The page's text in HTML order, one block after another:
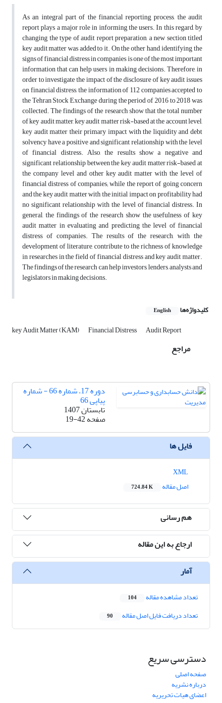
As an integral part of the financial reporting process, the audit
report plays a major role in informing the users. In this regard, by
changing the type of audit report preparation, a new section titled
key audit matter was added to it. On the other hand, identifying the
signs of financial distress in companies is one of the most important
information that can help users in making decisions. Therefore, in
order to investigate the impact of the disclosure of key audit issues
on financial distress, the information of 112 companies accepted to
the Tehran Stock Exchange during the period of 2016 to 2018 was
collected. The findings of the research show that the total number
of key audit matter, key audit matter risk-based at the account level,
key audit matter their primary impact with the liquidity and debt
solvency have a positive and significant relationship with the level
of financial distress. Also, the results show a negative and
significant relationship between the key audit matter risk-based at
the company level and other key audit matter with the level of
financial distress of companies; while the report of going concern
and the key audit matter with the initial impact on profitability had
no significant relationship with the level of financial distress. In
general, the findings of the research show the usefulness of key
audit matter in evaluating and predicting the level of financial
distress of companies. The results of the research, with the
development of literature, contribute to the richness of knowledge
in researches in the field of financial distress and key audit matter.
The findings of the research can help investors, lenders, analysts and
legislators in making decisions.
کلیدواژه‌ها English
key Audit Matter (KAM) Financial Distress Audit Report
مراجع
دوره 17، شماره 66 - شماره
پیاپی 66
تابستان 1407
صفحه19-42
فایل ها
اصل مقاله
724.84 K
هم رسانی
ارجاع به این مقاله
آمار
تعداد مشاهده مقاله 104
تعداد دریافت فایل اصل مقاله 90
دسترسی سریع
صفحه اصلی
درباره نشریه
اعضای هیات تحریریه